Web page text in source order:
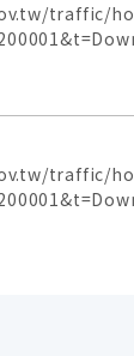
traffic/
traffic/